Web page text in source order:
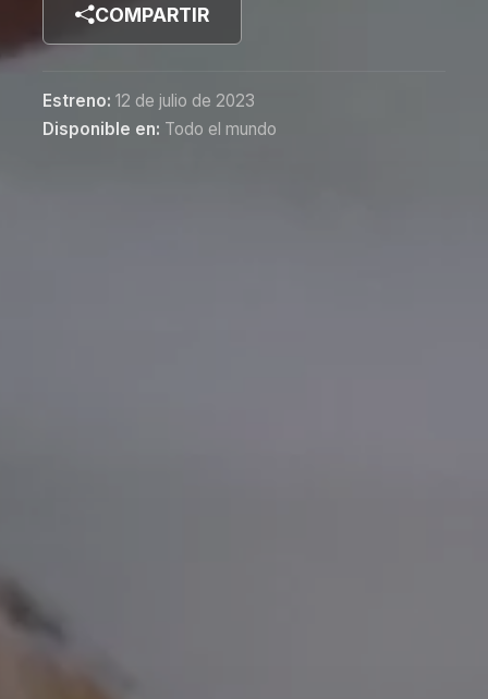
COMPARTIR
Estreno: 12 de julio de 2023
Disponible en: Todo el mundo